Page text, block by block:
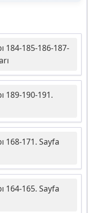
184-185-186-187-
189-190-191.
168-171. Sayfa
164-165. Sayfa